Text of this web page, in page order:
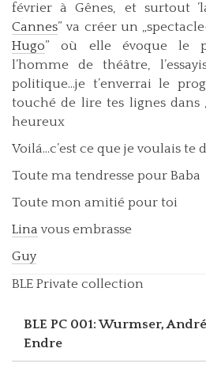
février à Gênes, et surtout
Cannes” va créer un
Hugo” où elle évoque le
l’homme de théâtre,
politique…je t’enverrai le
touché de lire tes lignes dans
heureux
Voilá…c’est ce que je voulais te
Toute ma tendresse pour Baba
Toute mon amitié pour toi
Lina vous embrasse
Guy
BLE Private collection
BLE PC 001: Wurmser, André
Endre